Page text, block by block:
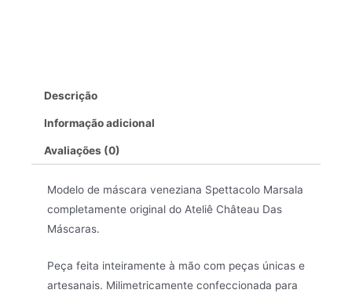
Descrição
Informação adicional
Avaliações (0)
Modelo de máscara veneziana Spettacolo Marsala
completamente original do Ateliê Château Das
Máscaras.
Peça feita inteiramente à mão com peças únicas e
artesanais. Milimetricamente confeccionada para